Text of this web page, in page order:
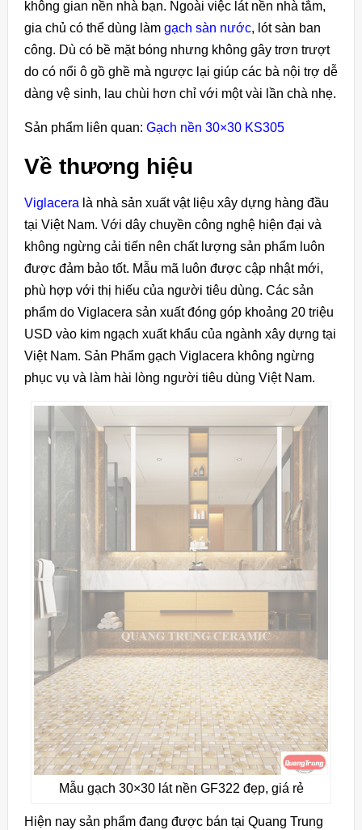
không gian nền nhà bạn. Ngoài việc lát nền nhà tắm,
gia chủ có thể dùng làm gạch sàn nước, lót sàn ban
công. Dù có bề mặt bóng nhưng không gây trơn trượt
do có nổi ô gồ ghề mà ngược lại giúp các bà nội trợ dễ
dàng vệ sinh, lau chùi hơn chỉ với một vài lần chà nhẹ.
Sản phẩm liên quan: Gạch nền 30×30 KS305
Về thương hiệu
Viglacera là nhà sản xuất vật liệu xây dựng hàng đầu
tại Việt Nam. Với dây chuyền công nghệ hiện đại và
không ngừng cải tiến nên chất lượng sản phẩm luôn
được đảm bảo tốt. Mẫu mã luôn được cập nhật mới,
phù hợp với thị hiếu của người tiêu dùng. Các sản
phẩm do Viglacera sản xuất đóng góp khoảng 20 triệu
USD vào kim ngạch xuất khẩu của ngành xây dựng tại
Việt Nam. Sản Phẩm gạch Viglacera không ngừng
phục vụ và làm hài lòng người tiêu dùng Việt Nam.
Mẫu gạch 30×30 lát nền GF322 đẹp, giá rẻ
Hiện nay sản phẩm đang được bán tại Quang Trung